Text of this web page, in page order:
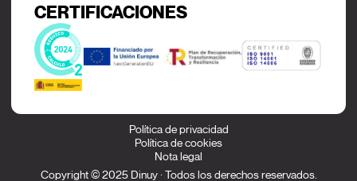
CERTIFICACIONES
Política de privacidad
Política de cookies
Nota legal
Copyright © 2025 Dinuy · Todos los derechos reservados.